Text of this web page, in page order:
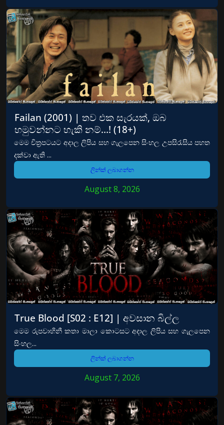
Failan (2001) | තව එක සැරයක්, ඔබ
හමුවන්නට හැකි නම්…! (18+)
මෙම චිත්‍රපටයට අදාල ලිපිය සහ ගැලපෙන සිංහල උපසිරැසිය පහත
දක්වා ඇති ...
ලින්ක් ලබාගන්න
August 8, 2026
True Blood [S02 : E12] | අවසාන බිල්ල
මෙම රුපවාහිනී කතා මාලා කොටසට අදාල ලිපිය සහ ගැලපෙන
සිංහල...
ලින්ක් ලබාගන්න
August 7, 2026